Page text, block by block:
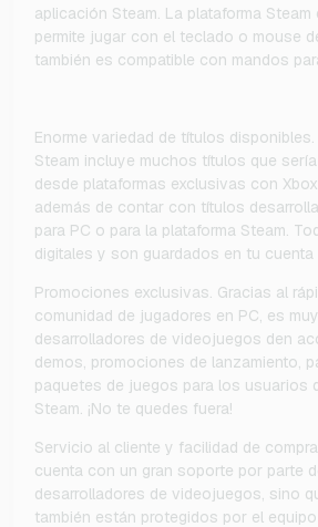
aplicación Steam. La plataforma
permite jugar con el teclado o mouse
también es compatible con mandos
Enorme variedad de títulos
Steam incluye muchos títulos que
desde plataformas exclusivas con
además de contar con títulos
para PC o para la plataforma Steam.
digitales y son guardados en tu cuenta
Promociones exclusivas. Gracias al
comunidad de jugadores en PC, es
desarrolladores de videojuegos den
demos, promociones de lanzamiento,
paquetes de juegos para los usuarios
Steam. ¡No te quedes fuera!
Servicio al cliente y facilidad de
cuenta con un gran soporte por parte
desarrolladores de videojuegos, sino
también están protegidos por el